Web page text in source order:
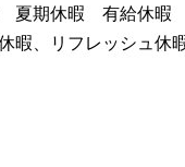
期休暇 有給休暇
暇、リフレッシュ休